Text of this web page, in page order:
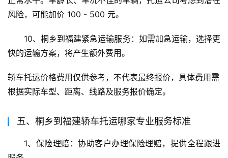
风险，可能加价 100 - 500 元。
10、桐乡到福建紧急运输服务：如需加急运输，选择更
快的运输方案，将产生额外费用。
轿车托运价格费用仅供参考，不代表最终报价，具体费用需
根据实际车型、距离、线路及服务报价确定。
五、桐乡到福建轿车托运哪家专业服务标准
1、保险理赔：协助客户办理保险理赔，提供全程跟进